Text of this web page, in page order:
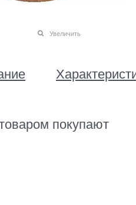
Увеличить
покупают